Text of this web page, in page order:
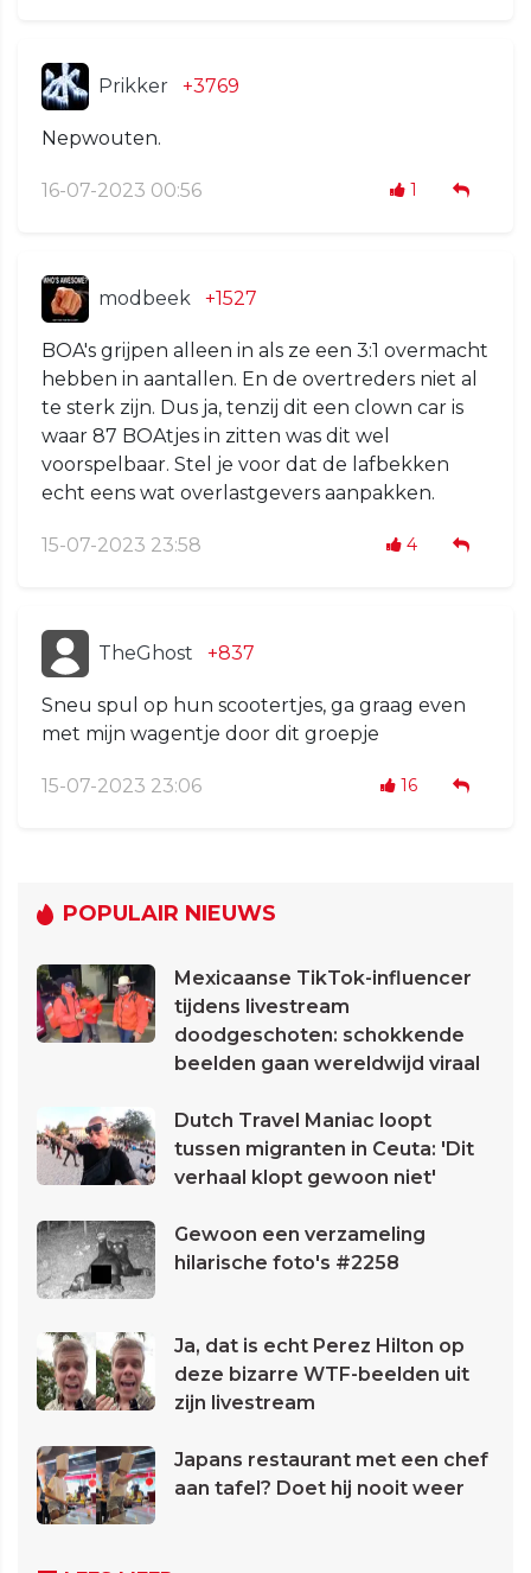
Prikker +3769
Nepwouten.
16-07-2023 00:56 1
modbeek +1527
BOA's grijpen alleen in als ze een 3:1 overmacht
hebben in aantallen. En de overtreders niet al
te sterk zijn. Dus ja, tenzij dit een clown car is
waar 87 BOAtjes in zitten was dit wel
voorspelbaar. Stel je voor dat de lafbekken
echt eens wat overlastgevers aanpakken.
15-07-2023 23:58 4
TheGhost +837
Sneu spul op hun scootertjes, ga graag even
met mijn wagentje door dit groepje
15-07-2023 23:06 16
POPULAIR NIEUWS
Mexicaanse TikTok-influencer
tijdens livestream
doodgeschoten: schokkende
beelden gaan wereldwijd viraal
Dutch Travel Maniac loopt
tussen migranten in Ceuta: 'Dit
verhaal klopt gewoon niet'
Gewoon een verzameling
hilarische foto's #2258
Ja, dat is echt Perez Hilton op
deze bizarre WTF-beelden uit
zijn livestream
Japans restaurant met een chef
aan tafel? Doet hij nooit weer